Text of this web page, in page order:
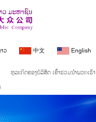
ວ 中文 English
ທຸລະກິດຂອງບໍລິສັດ ເຂົ້າຮ່ວມນຳພວກເຮົາ